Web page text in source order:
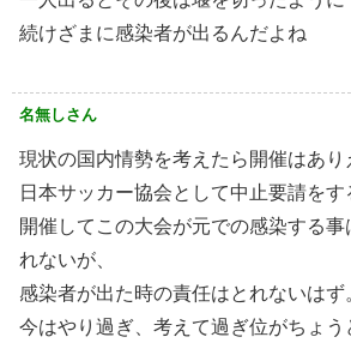
続けざまに感染者が出るんだよね
名無しさん
現状の国内情勢を考えたら開催はあり
日本サッカー協会として中止要請をす
開催してこの大会が元での感染する
れないが、
感染者が出た時の責任はとれないはず
今はやり過ぎ、考えて過ぎ位がちょう